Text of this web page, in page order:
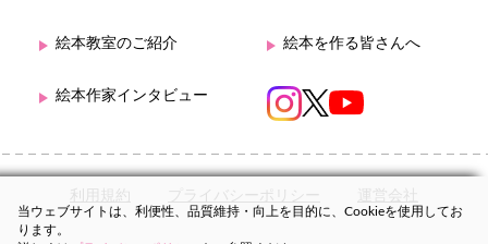
絵本教室のご紹介 絵本を作る皆さんへ
絵本作家インタビュー
利用規約 プライバシーポリシー 運営会社
当ウェブサイトは、利便性、品質維持・向上を目的に、Cookieを使用してお
ります。